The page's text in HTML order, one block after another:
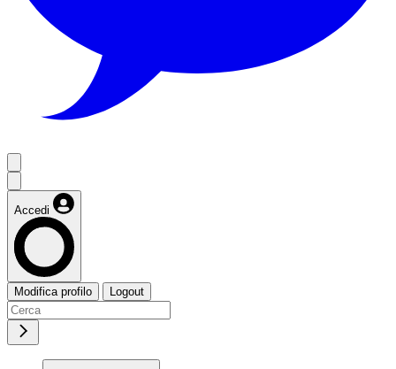
Accedi
Modifica profilo Logout